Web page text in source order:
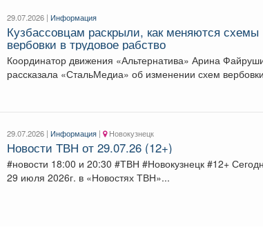
29.07.2026 | Информация
Кузбассовцам раскрыли, как меняются схемы
вербовки в трудовое рабство
Координатор движения «Альтернатива» Арина
рассказала «СтальМедиа» об изменении схем
29.07.2026 | Информация | Новокузнецк
Новости ТВН от 29.07.26 (12+)
#новости 18:00 и 20:30 #ТВН #Новокузнецк #12+ Сегодня
29 июля 2026г. в «Новостях ТВН»...